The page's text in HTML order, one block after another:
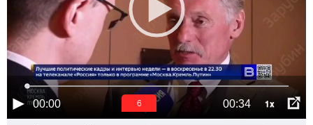
00:00 00:34 1x
5